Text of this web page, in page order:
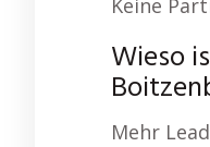
Keine
Wieso
Mehr